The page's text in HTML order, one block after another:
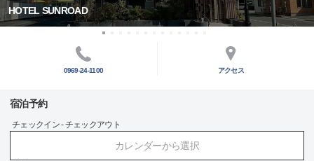
HOTEL SUNROAD
0969-24-1100 アクセス
宿泊予約
チェックイン - チェックアウト
カレンダーから選択